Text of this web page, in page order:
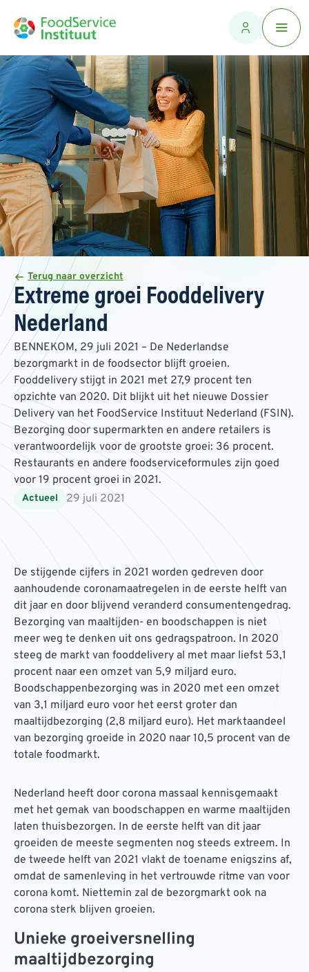
Terug naar overzicht
Extreme groei Fooddelivery
Nederland
BENNEKOM, 29 juli 2021 – De Nederlandse
bezorgmarkt in de foodsector blijft groeien.
Fooddelivery stijgt in 2021 met 27,9 procent ten
opzichte van 2020. Dit blijkt uit het nieuwe Dossier
Delivery van het FoodService Instituut Nederland (FSIN).
Bezorging door supermarkten en andere retailers is
verantwoordelijk voor de grootste groei: 36 procent.
Restaurants en andere foodserviceformules zijn goed
voor 19 procent groei in 2021.
Actueel 29 juli 2021
De stijgende cijfers in 2021 worden gedreven door
aanhoudende coronamaatregelen in de eerste helft van
dit jaar en door blijvend veranderd consumentengedrag.
Bezorging van maaltijden- en boodschappen is niet
meer weg te denken uit ons gedragspatroon. In 2020
steeg de markt van fooddelivery al met maar liefst 53,1
procent naar een omzet van 5,9 miljard euro.
Boodschappenbezorging was in 2020 met een omzet
van 3,1 miljard euro voor het eerst groter dan
maaltijdbezorging (2,8 miljard euro). Het marktaandeel
van bezorging groeide in 2020 naar 10,5 procent van de
totale foodmarkt.
Nederland heeft door corona massaal kennisgemaakt
met het gemak van boodschappen en warme maaltijden
laten thuisbezorgen. In de eerste helft van dit jaar
groeiden de meeste segmenten nog steeds extreem. In
de tweede helft van 2021 vlakt de toename enigszins af,
omdat de samenleving in het vertrouwde ritme van voor
corona komt. Niettemin zal de bezorgmarkt ook na
corona sterk blijven groeien.
Unieke groeiversnelling
maaltijdbezorging